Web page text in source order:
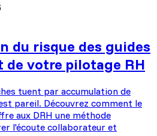
du risque des guides
de votre pilotage RH
tuent par accumulation de
pareil. Découvrez comment le
aux DRH une méthode
l'écoute collaborateur et